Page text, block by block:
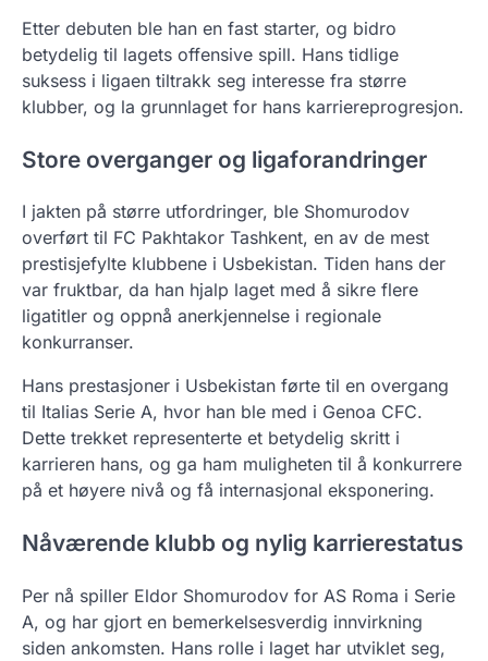
Etter debuten ble han en fast starter, og bidro
betydelig til lagets offensive spill. Hans tidlige
suksess i ligaen tiltrakk seg interesse fra større
klubber, og la grunnlaget for hans karriereprogresjon.
Store overganger og ligaforandringer
I jakten på større utfordringer, ble Shomurodov
overført til FC Pakhtakor Tashkent, en av de mest
prestisjefylte klubbene i Usbekistan. Tiden hans der
var fruktbar, da han hjalp laget med å sikre flere
ligatitler og oppnå anerkjennelse i regionale
konkurranser.
Hans prestasjoner i Usbekistan førte til en overgang
til Italias Serie A, hvor han ble med i Genoa CFC.
Dette trekket representerte et betydelig skritt i
karrieren hans, og ga ham muligheten til å konkurrere
på et høyere nivå og få internasjonal eksponering.
Nåværende klubb og nylig karrierestatus
Per nå spiller Eldor Shomurodov for AS Roma i Serie
A, og har gjort en bemerkelsesverdig innvirkning
siden ankomsten. Hans rolle i laget har utviklet seg,